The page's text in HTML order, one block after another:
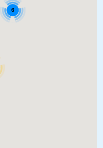
6